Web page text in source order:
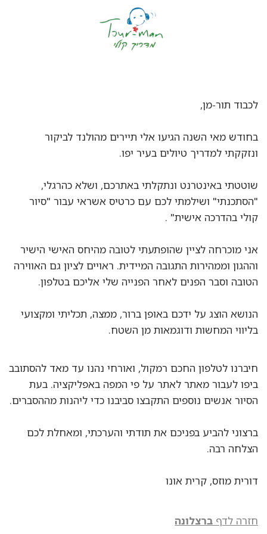
לכבוד תור-מן,
בחודש מאי השנה הגיעו אלי תיירים מהולנד לביקור
ונזקקתי למדריך טיולים בעיר יפו.
שוטטתי באינטרנט ונתקלתי באתרכם, ושלא כהרגלי,
"הסתכנתי" ושילמתי לכם עם כרטיס אשראי עבור "סיור
קולי בהדרכה אישית" .
אני מוכרחה לציין שהופתעתי לטובה מהיחס האישי הישיר
וההגון וממהירות התגובה המיידית. ראויים לציון גם האווירה
הטובה וסבר הפנים לאחר הפנייה שלי אליכם בטלפון.
הנושא הוצג על ידכם באופן ברור, ממצה, תכליתי ומקצועי
בליווי המחשות ודוגמאות מן השטח.
חיברנו לטלפון החכם רמקול, ואורחי נהנו עד מאד להסתובב
ביפו לעבור מאתר לאתר על פי המפה באפליקציה. בעת
הסיור אנשים נוספים התקבצו סביבנו כדי ליהנות מההסברים.
ברצוני להביע בפניכם את תודתי והערכתי, ומאחלת לכם
הצלחה רבה.
דורית מוזס, קרית אונו
חזרה לדף ברצלונה